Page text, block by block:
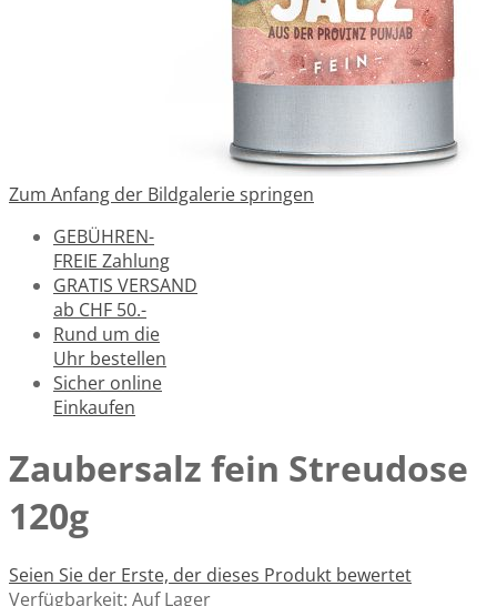
Zum Anfang der Bildgalerie springen
GEBÜHREN-
FREIE Zahlung
GRATIS VERSAND
ab CHF 50.-
Rund um die
Uhr bestellen
Sicher online
Einkaufen
Zaubersalz fein Streudose
120g
Seien Sie der Erste, der dieses Produkt bewertet
Verfügbarkeit: Auf Lager